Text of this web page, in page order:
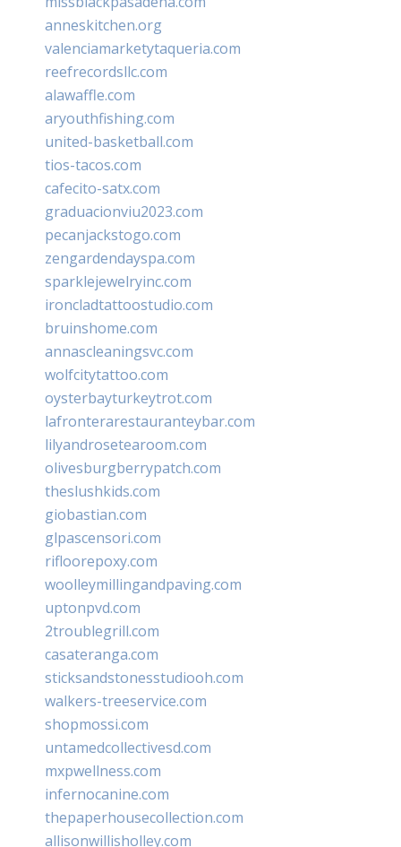
anneskitchen.org
valenciamarketytaqueria.com
reefrecordsllc.com
alawaffle.com
aryouthfishing.com
united-basketball.com
tios-tacos.com
cafecito-satx.com
graduacionviu2023.com
pecanjackstogo.com
zengardendayspa.com
sparklejewelryinc.com
ironcladtattoostudio.com
bruinshome.com
annascleaningsvc.com
wolfcitytattoo.com
oysterbayturkeytrot.com
lafronterarestauranteybar.com
lilyandrosetearoom.com
olivesburgberrypatch.com
theslushkids.com
giobastian.com
glpascensori.com
rifloorepoxy.com
woolleymillingandpaving.com
uptonpvd.com
2troublegrill.com
casateranga.com
sticksandstonesstudiooh.com
walkers-treeservice.com
shopmossi.com
untamedcollectivesd.com
mxpwellness.com
infernocanine.com
thepaperhousecollection.com
allisonwillisholley.com